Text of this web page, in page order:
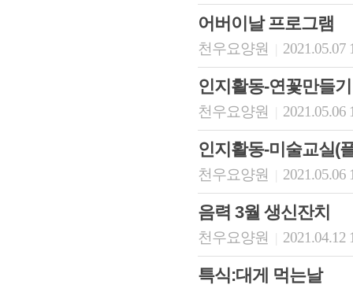
어버이날 프로그램
천우요양원 2021.05.07
인지활동-연꽃만들기
천우요양원 2021.05.06
인지활동-미술교실(
천우요양원 2021.05.06
음력 3월 생신잔치
천우요양원 2021.04.12
특식:대게 먹는날